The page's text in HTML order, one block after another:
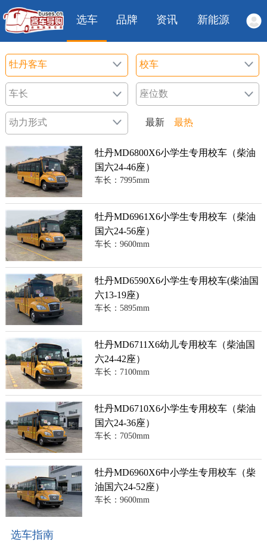
选车 品牌 资讯 新能源
最新 最热
牡丹MD6800X6小学生专用校车（柴油
国六24-46座）
车长：7995mm
牡丹MD6961X6小学生专用校车（柴油
国六24-56座）
车长：9600mm
牡丹MD6590X6小学生专用校车(柴油国
六13-19座)
车长：5895mm
牡丹MD6711X6幼儿专用校车（柴油国
六24-42座）
车长：7100mm
牡丹MD6710X6小学生专用校车（柴油
国六24-36座）
车长：7050mm
牡丹MD6960X6中小学生专用校车（柴
油国六24-52座）
车长：9600mm
选车指南